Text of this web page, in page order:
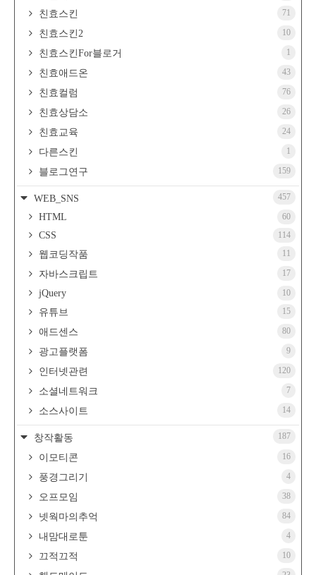
친효스킨 71
친효스킨2 10
친효스킨For블로거 1
친효애드온 43
친효컬럼 76
친효상담소 26
친효교육 24
다른스킨 1
블로그연구 159
WEB_SNS 457
HTML 60
CSS 114
웹코딩작품 11
자바스크립트 17
jQuery 10
유튜브 15
애드센스 80
광고플랫폼 9
인터넷관련 120
소셜네트워크 7
소스사이트 14
창작활동 187
이모티콘 16
풍경그리기 4
오프모임 38
넷웍마의추억 84
내맘대로툰 4
끄적끄적 10